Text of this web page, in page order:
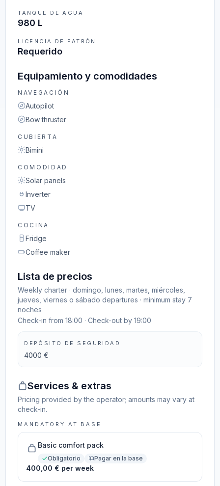
TANQUE DE AGUA
980 L
LICENCIA DE PATRÓN
Requerido
Equipamiento y comodidades
NAVEGACIÓN
Autopilot
Bow thruster
CUBIERTA
Bimini
COMODIDAD
Solar panels
Inverter
TV
COCINA
Fridge
Coffee maker
Lista de precios
Weekly charter · domingo, lunes, martes, miércoles,
jueves, viernes o sábado departures · minimum stay 7
noches
Check-in from 18:00 · Check-out by 19:00
DEPÓSITO DE SEGURIDAD
4000 €
Services & extras
Pricing provided by the operator; amounts may vary at
check-in.
MANDATORY AT BASE
Basic comfort pack
Obligatorio Pagar en la base
400,00 € per week